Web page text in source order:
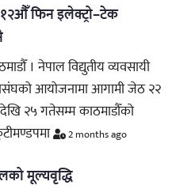
१२औँ फिन इलेक्ट्रो–टेक
। नेपाल विद्युतीय व्यवसायी
आयोजनामा आगामी जेठ २२
२५ गतेसम्म काठमाडौँको
2 months ago
मूल्यवृद्धि